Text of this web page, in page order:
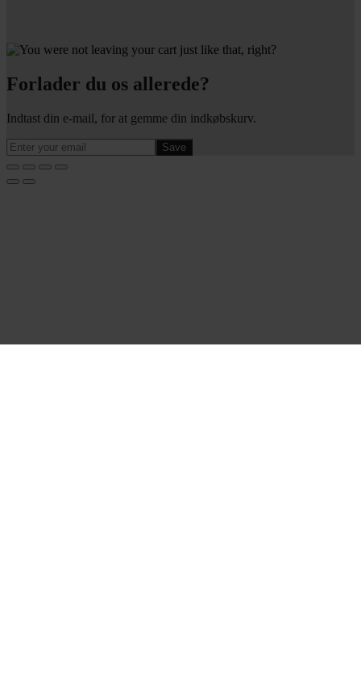
Forlader du os allerede?
Indtast din e-mail, for at gemme din indkøbskurv.
Save